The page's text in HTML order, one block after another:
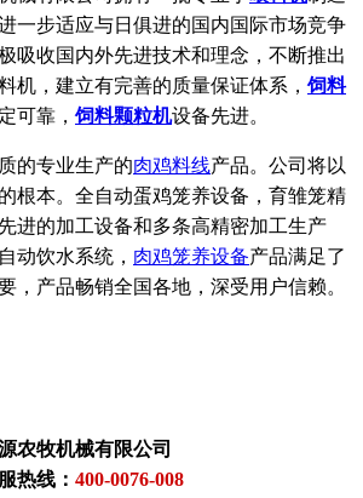
一步适应与日俱进的国内国际市场竞争
吸收国内外先进技术和理念，不断推出
机，建立有完善的质量保证体系，饲料
可靠，饲料颗粒机设备先进。
专业生产的肉鸡料线产品。公司将以
根本。全自动蛋鸡笼养设备，育雏笼精
进的加工设备和多条高精密加工生产
动饮水系统， 肉鸡笼养设备产品满足了
，产品畅销全国各地，深受用户信赖。
农牧机械有限公司
热线： 400-0076-008